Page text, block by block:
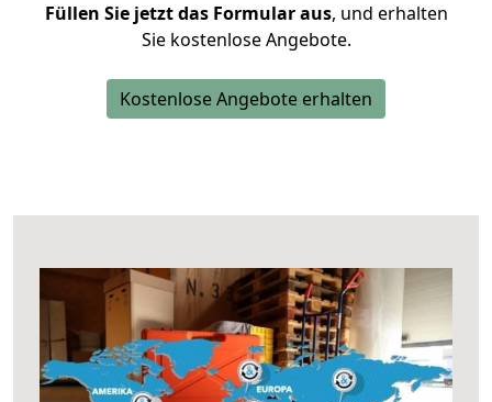
Füllen Sie jetzt das Formular aus, und erhalten
Sie kostenlose Angebote.
Kostenlose Angebote erhalten